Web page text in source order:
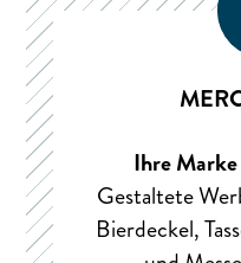
Ihre
Gestaltete
Bierdeckel,